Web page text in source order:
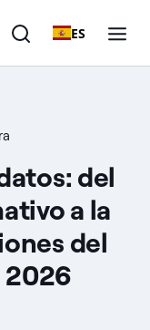
ES
del
a la
del
2026